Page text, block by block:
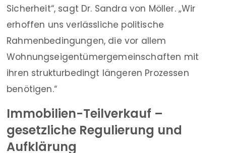
Sicherheit“, sagt Dr. Sandra von Möller. „Wir
erhoffen uns verlässliche politische
Rahmenbedingungen, die vor allem
Wohnungseigentümergemeinschaften mit
ihren strukturbedingt längeren Prozessen
benötigen.“
Immobilien-Teilverkauf –
gesetzliche Regulierung und
Aufklärung